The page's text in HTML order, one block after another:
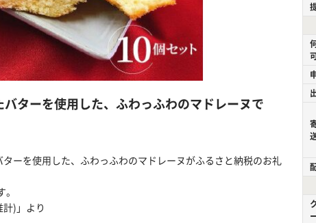
ターを使用した、ふわっふわのマドレーヌで
ーを使用した、ふわっふわのマドレーヌがふるさと納税のお礼
)」より